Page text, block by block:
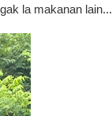
la makanan lain...